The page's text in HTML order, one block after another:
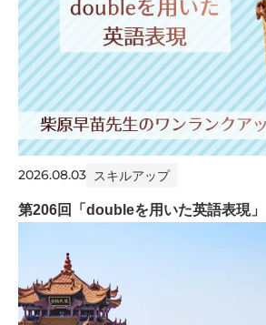
2026.08.03 スキルアップ
第206回「doubleを用いた英語表現」